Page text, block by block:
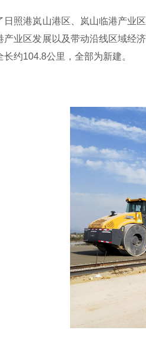
日照港岚山港区、岚山临港产业
产业区发展以及带动沿线区域经
约104.8公里，全部为新建。